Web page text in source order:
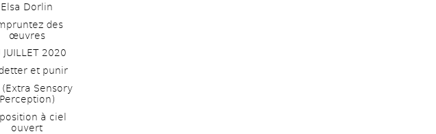
Elsa Dorlin
des
œuvres
JUILLET 2020
et punir
(Extra Sensory
Perception)
à ciel
ouvert